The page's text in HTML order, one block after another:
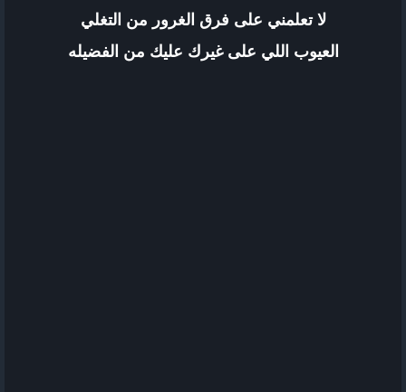
لا تعلمني على فرق الغرور من التغلي
العيوب اللي على غيرك عليك من الفضيله